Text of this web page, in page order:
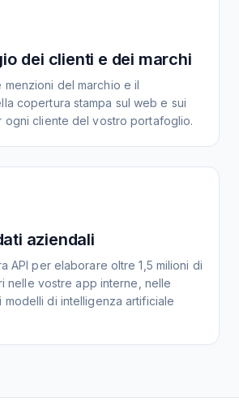
dei clienti e dei marchi
menzioni del marchio e il
copertura stampa sul web e sui
ogni cliente del vostro portafoglio.
aziendali
API per elaborare oltre 1,5 milioni di
nelle vostre app interne, nelle
modelli di intelligenza artificiale